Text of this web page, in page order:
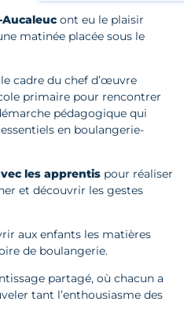
Aucaleuc ont eu le plaisir
matinée placée sous le
cadre du chef d’œuvre
primaire pour rencontrer
pédagogique qui
en boulangerie-
les apprentis pour réaliser
et découvrir les gestes
aux enfants les matières
de boulangerie.
partagé, où chacun a
tant l’enthousiasme des